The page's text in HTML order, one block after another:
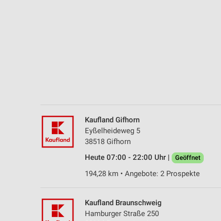
Kaufland Gifhorn
Eyßelheideweg 5
38518 Gifhorn
Heute 07:00 - 22:00 Uhr |
Geöffnet
194,28 km • Angebote: 2 Prospekte
Kaufland Braunschweig
Hamburger Straße 250
Geräte anhand von aktiv angeforderten Informationen
Nicht-IAB-Verarbeitungszwecke:
Funktional